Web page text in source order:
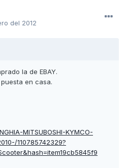
del 2012
la de EBAY.
en casa.
MITSUBOSHI-KYMCO-
110785742329?